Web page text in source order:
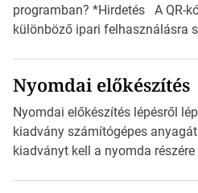
programban? *Hirdetés A QR-
különböző ipari felhasználásra
okostelefonjára telepíthet egy
alkalmazást, ami leolvasni és
információt és átirányítja a
weblapjára. A QR-kód
Nyomdai előkészítés
Nyomdai előkészítés lépésről
kiadvány számítógépes
kiadványt kell a nyomda